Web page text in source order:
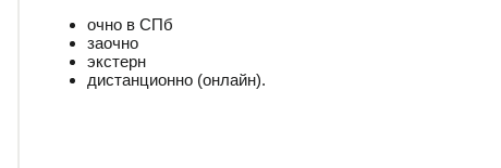
очно в СПб
заочно
экстерн
дистанционно (онлайн).